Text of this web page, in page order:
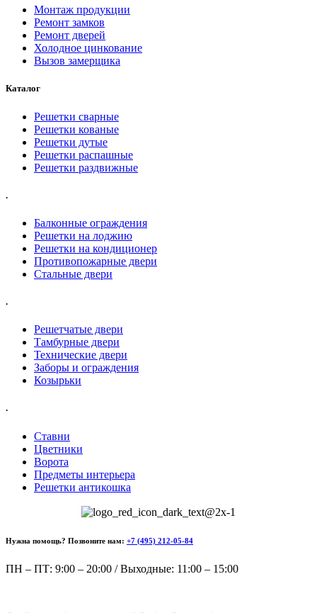
Монтаж продукции
Ремонт замков
Ремонт дверей
Холодное цинкование
Вызов замерщика
Каталог
Решетки сварные
Решетки кованые
Решетки дутые
Решетки распашные
Решетки раздвижные
.
Балконные ограждения
Решетки на лоджию
Решетки на кондиционер
Противопожарные двери
Стальные двери
.
Решетчатые двери
Тамбурные двери
Технические двери
Заборы и ограждения
Козырьки
.
Ставни
Цветники
Ворота
Предметы интерьера
Решетки антикошка
Нужна помощь? Позвоните нам: +7 (495) 212-05-84
ПН – ПТ: 9:00 – 20:00 / Выходные: 11:00 – 15:00